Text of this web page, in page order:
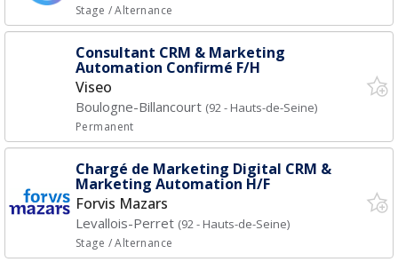
Stage / Alternance
Consultant CRM & Marketing
Automation Confirmé F/H
Viseo
Boulogne-Billancourt (92 - Hauts-de-Seine)
Permanent
Chargé de Marketing Digital CRM &
Marketing Automation H/F
Forvis Mazars
Levallois-Perret (92 - Hauts-de-Seine)
Stage / Alternance